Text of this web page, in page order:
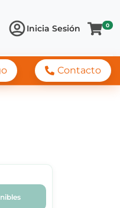
Inicia Sesión 0
Contacto